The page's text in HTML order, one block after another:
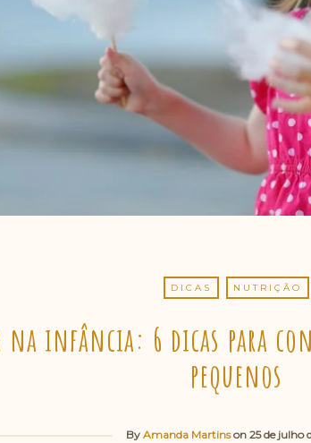
DICAS NUTRIÇÃO
na infância: 6 dicas para
pequenos
By Amanda Martins on 25 de julho